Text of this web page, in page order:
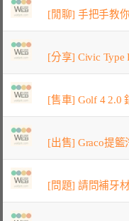
[閒聊] 手把手教
[分享] Civic Type
[售車] Golf 4 2.0
[出售] Graco提
[問題] 請問補牙